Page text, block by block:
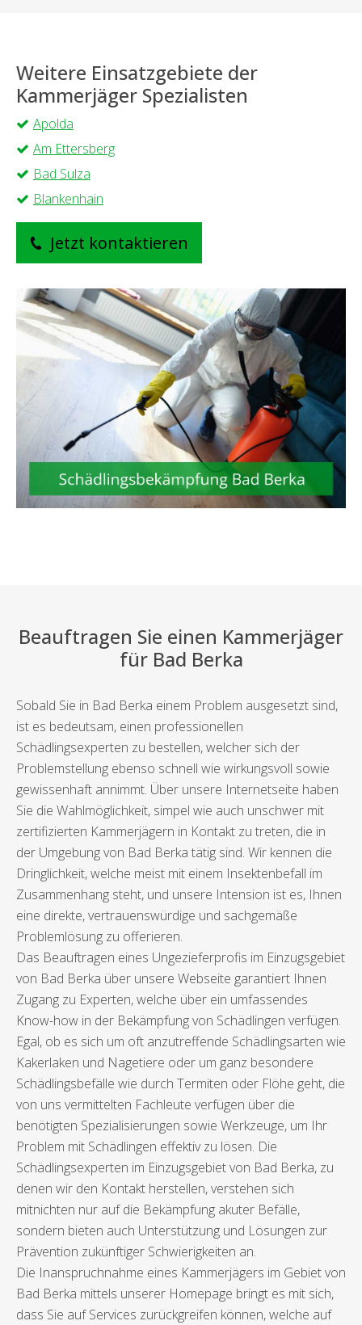
Weitere Einsatzgebiete der
Kammerjäger Spezialisten
Apolda
Am Ettersberg
Bad Sulza
Blankenhain
Jetzt kontaktieren
Beauftragen Sie einen Kammerjäger
für Bad Berka
Sobald Sie in Bad Berka einem Problem ausgesetzt sind,
ist es bedeutsam, einen professionellen
Schädlingsexperten zu bestellen, welcher sich der
Problemstellung ebenso schnell wie wirkungsvoll sowie
gewissenhaft annimmt. Über unsere Internetseite haben
Sie die Wahlmöglichkeit, simpel wie auch unschwer mit
zertifizierten Kammerjägern in Kontakt zu treten, die in
der Umgebung von Bad Berka tätig sind. Wir kennen die
Dringlichkeit, welche meist mit einem Insektenbefall im
Zusammenhang steht, und unsere Intension ist es, Ihnen
eine direkte, vertrauenswürdige und sachgemäße
Problemlösung zu offerieren.
Das Beauftragen eines Ungezieferprofis im Einzugsgebiet
von Bad Berka über unsere Webseite garantiert Ihnen
Zugang zu Experten, welche über ein umfassendes
Know-how in der Bekämpfung von Schädlingen verfügen.
Egal, ob es sich um oft anzutreffende Schädlingsarten wie
Kakerlaken und Nagetiere oder um ganz besondere
Schädlingsbefälle wie durch Termiten oder Flöhe geht, die
von uns vermittelten Fachleute verfügen über die
benötigten Spezialisierungen sowie Werkzeuge, um Ihr
Problem mit Schädlingen effektiv zu lösen. Die
Schädlingsexperten im Einzugsgebiet von Bad Berka, zu
denen wir den Kontakt herstellen, verstehen sich
mitnichten nur auf die Bekämpfung akuter Befälle,
sondern bieten auch Unterstützung und Lösungen zur
Prävention zukünftiger Schwierigkeiten an.
Die Inanspruchnahme eines Kammerjägers im Gebiet von
Bad Berka mittels unserer Homepage bringt es mit sich,
dass Sie auf Services zurückgreifen können, welche auf